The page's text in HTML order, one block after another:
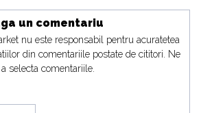
un comentariu
nu este responsabil pentru acuratetea
din comentariile postate de cititori. Ne
selecta comentariile.